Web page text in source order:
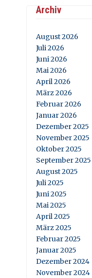
Archiv
August 2026
Juli 2026
Juni 2026
Mai 2026
April 2026
März 2026
Februar 2026
Januar 2026
Dezember 2025
November 2025
Oktober 2025
September 2025
August 2025
Juli 2025
Juni 2025
Mai 2025
April 2025
März 2025
Februar 2025
Januar 2025
Dezember 2024
November 2024